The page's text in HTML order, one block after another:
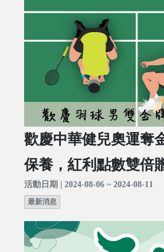
歡慶中華健兒奧運奪
保養，紅利點數雙倍
活動日期 | 2024-08-06 ~ 2024-08-11
最新消息